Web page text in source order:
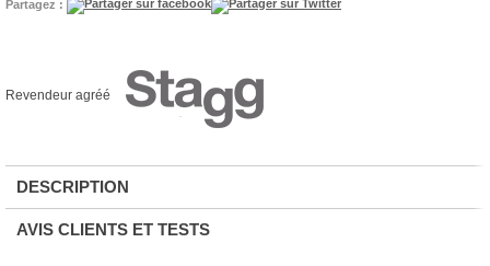
Partagez :
Revendeur agréé
DESCRIPTION
AVIS CLIENTS ET TESTS